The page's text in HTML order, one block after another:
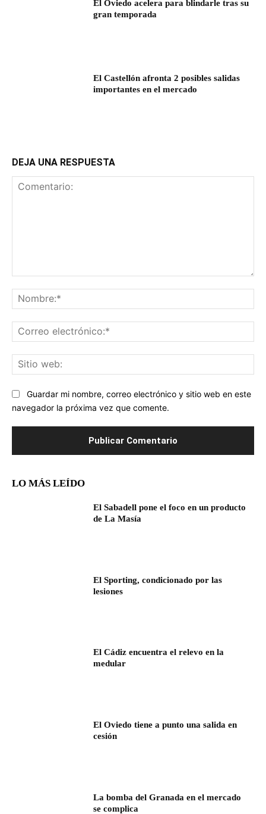
El Oviedo acelera para blindarle tras su
gran temporada
El Castellón afronta 2 posibles salidas
importantes en el mercado
DEJA UNA RESPUESTA
Guardar mi nombre, correo electrónico y sitio web en este
navegador la próxima vez que comente.
LO MÁS LEÍDO
El Sabadell pone el foco en un producto
de La Masía
El Sporting, condicionado por las
lesiones
El Cádiz encuentra el relevo en la
medular
El Oviedo tiene a punto una salida en
cesión
La bomba del Granada en el mercado
se complica